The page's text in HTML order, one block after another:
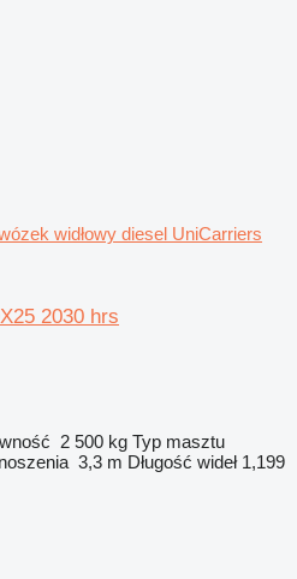
widłowy diesel UniCarriers
2030 hrs
2 500 kg Typ masztu
3,3 m Długość wideł 1,199